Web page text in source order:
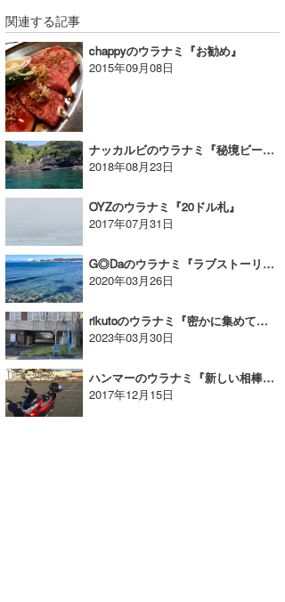
関連する記事
chappyのウラナミ『お勧め』
2015年09月08日
ナッカルビのウラナミ『秘境ビーチでシュノーケリング』
2018年08月23日
OYZのウラナミ『20ドル札』
2017年07月31日
G◎Daのウラナミ『ラブストーリーを突然話させて下さい。』
2020年03月26日
rikutoのウラナミ『密かに集めているモノ』
2023年03月30日
ハンマーのウラナミ『新しい相棒がやって来ました！ 』
2017年12月15日
wanda
予報士 hiro.
banpaku
Mr.K
chappy
Romisea